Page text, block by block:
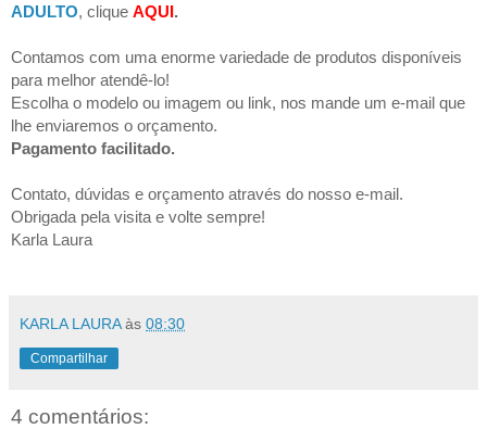
ADULTO, clique AQUI.
Contamos com uma enorme variedade de produtos disponíveis
para melhor atendê-lo!
Escolha o modelo ou imagem ou link, nos mande um e-mail que
lhe enviaremos o orçamento.
Pagamento facilitado.
Contato, dúvidas e orçamento através do nosso e-mail.
Obrigada pela visita e volte sempre!
Karla Laura
KARLA LAURA às 08:30
Compartilhar
4 comentários: